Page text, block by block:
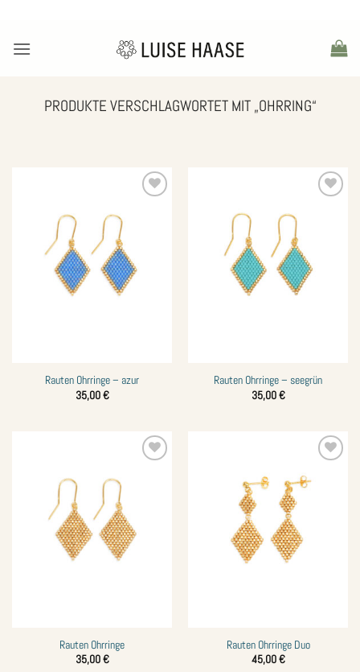
springen
PRODUKTE VERSCHLAGWORTET MIT „OHRRING“
Wunschliste
Rauten Ohrringe – azur
35,00€
Wunschliste
Rauten Ohrringe – seegrün
35,00€
Wunschliste
Rauten Ohrringe
35,00€
Wunschliste
Rauten Ohrringe Duo
45,00€